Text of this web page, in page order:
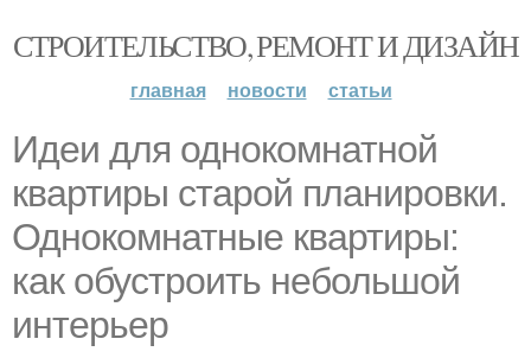
СТРОИТЕЛЬСТВО, РЕМОНТ И ДИЗАЙН
главная новости статьи
Идеи для однокомнатной
квартиры старой планировки.
Однокомнатные квартиры:
как обустроить небольшой
интерьер